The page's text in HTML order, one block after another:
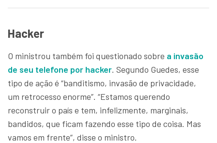
Hacker
O ministrou também foi questionado sobre a invasão
de seu telefone por hacker. Segundo Guedes, esse
tipo de ação é “banditismo, invasão de privacidade,
um retrocesso enorme”. “Estamos querendo
reconstruir o país e tem, infelizmente, marginais,
bandidos, que ficam fazendo esse tipo de coisa. Mas
vamos em frente”, disse o ministro.